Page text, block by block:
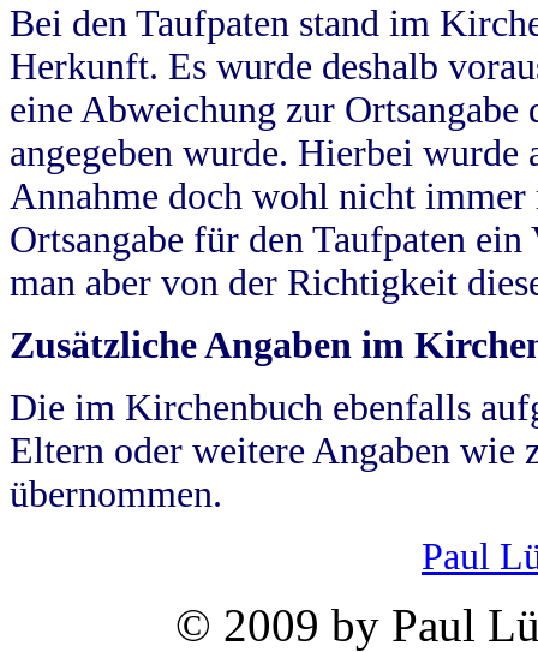
Bei den Taufpaten stand im
Herkunft. Es wurde deshalb
eine Abweichung zur
angegeben wurde. Hierbei wurde
Annahme doch wohl nicht
Ortsangabe für den Taufpaten
man aber von der Richtigkeit
Zusätzliche Angaben im
Die im Kirchenbuch ebenfalls
Eltern oder weitere Angaben wie
übernommen.
Paul
© 2009 by Paul